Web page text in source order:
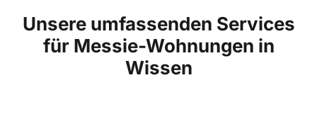
Unsere umfassenden Services
für Messie-Wohnungen in
Wissen